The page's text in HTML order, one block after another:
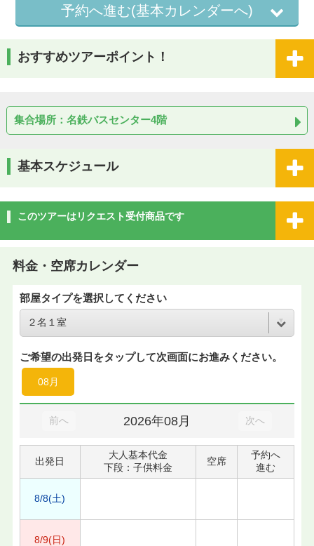
予約へ進む(基本カレンダーへ)
おすすめツアーポイント！
集合場所：名鉄バスセンター4階
基本スケジュール
このツアーはリクエスト受付商品です
料金・空席カレンダー
部屋タイプを選択してください
ご希望の出発日をタップして次画面にお進みください。
08月
前へ 2026年08月 次へ
出発日
大人基本代金
下段：子供料金
空席
予約へ
進む
8/8(土)
8/9(日)